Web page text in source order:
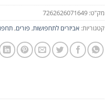
מק"ט: 7262626071649
קטגוריות: אביזרים לתחפושות, פורים,